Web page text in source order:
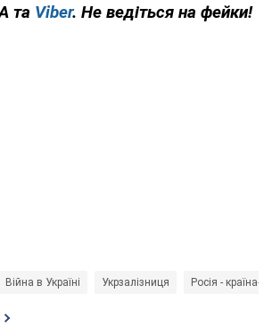
та Viber. Не ведіться на фейки!
Війна в Україні Укрзалізниця Росія - країна-